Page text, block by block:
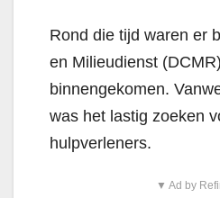
Rond die tijd waren er
en Milieudienst
binnengekomen.
was het lastig zoeken
hulpverleners.
▼ Ad by